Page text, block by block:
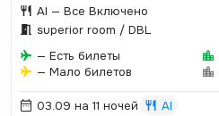
AI — Все Включено
superior room / DBL
— Есть билеты
— Мало билетов
03.09 на 11 ночей
AI